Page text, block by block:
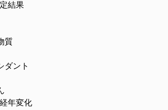
果
ント
変化